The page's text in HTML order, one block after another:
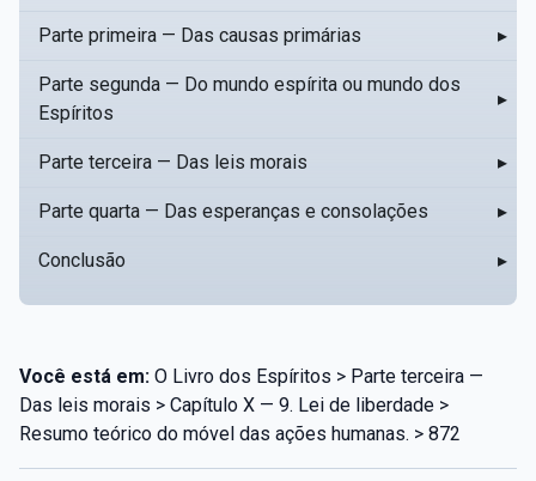
Parte primeira — Das causas primárias ▸
Parte segunda — Do mundo espírita ou mundo dos
Espíritos
▸
Parte terceira — Das leis morais ▸
Parte quarta — Das esperanças e consolações ▸
Conclusão ▸
Você está em: O Livro dos Espíritos > Parte terceira —
Das leis morais > Capítulo X — 9. Lei de liberdade >
Resumo teórico do móvel das ações humanas. > 872